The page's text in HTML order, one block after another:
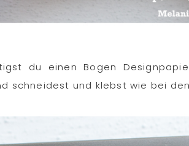
du einen Bogen
schneidest und klebst wie bei